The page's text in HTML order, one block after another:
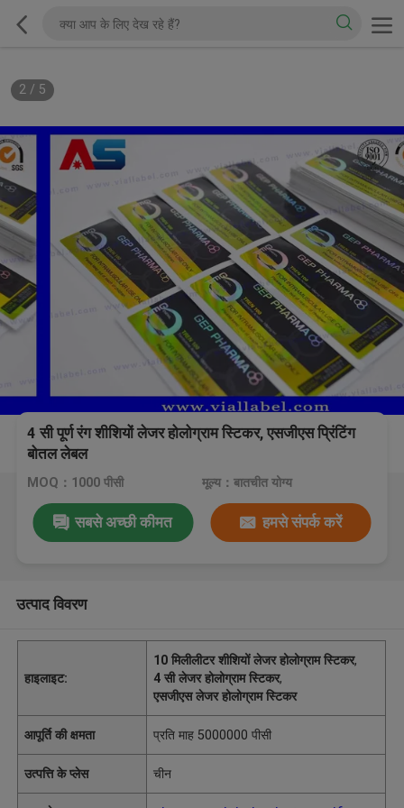
2/ 5
4 सी पूर्ण रंग शीशियों लेजर होलोग्राम स्टिकर, एसजीएस प्रिंटिंग
बोतल लेबल
MOQ：1000 पीसी मूल्य：बातचीत योग्य
सबसे अच्छी कीमत हमसे संपर्क करें
उत्पाद विवरण
हाइलाइट:
10 मिलीलीटर शीशियों लेजर होलोग्राम स्टिकर,
4 सी लेजर होलोग्राम स्टिकर,
एसजीएस लेजर होलोग्राम स्टिकर
आपूर्ति की क्षमता प्रति माह 5000000 पीसी
उत्पत्ति के प्लेस चीन